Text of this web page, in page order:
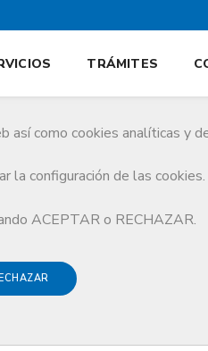
como cookies analíticas y
la configuración de las cookies.
ACEPTAR o RECHAZAR.
TRÁMITES
una nueva sesión del Cinefórum en